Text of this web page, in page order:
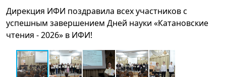
Дирекция ИФИ поздравила всех участников с
успешным завершением Дней науки «Катановские
чтения - 2026» в ИФИ!